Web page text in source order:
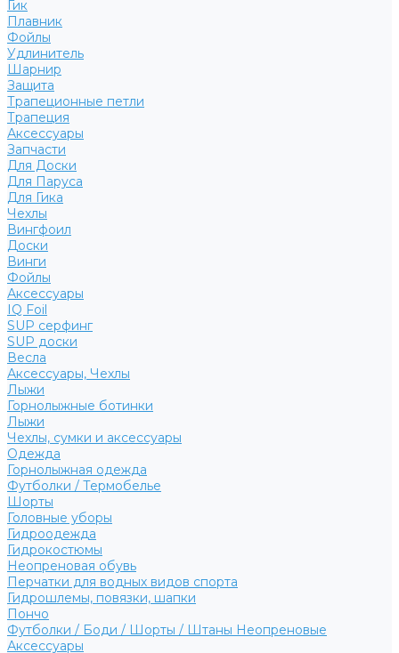
Гик
Плавник
Фойлы
Удлинитель
Шарнир
Защита
Трапеционные петли
Трапеция
Аксессуары
Запчасти
Для Доски
Для Паруса
Для Гика
Чехлы
Вингфоил
Доски
Винги
Фойлы
Аксессуары
IQ Foil
SUP серфинг
SUP доски
Весла
Аксессуары, Чехлы
Лыжи
Горнолыжные ботинки
Лыжи
Чехлы, сумки и аксессуары
Одежда
Горнолыжная одежда
Футболки / Термобелье
Шорты
Головные уборы
Гидроодежда
Гидрокостюмы
Неопреновая обувь
Перчатки для водных видов спорта
Гидрошлемы, повязки, шапки
Пончо
Футболки / Боди / Шорты / Штаны Неопреновые
Аксессуары